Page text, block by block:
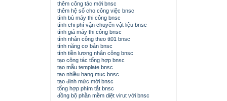
thêm công tác mới bnsc
thêm hệ số cho công việc bnsc
tính bù máy thi công bnsc
tính chi phí vận chuyển vật liệu bnsc
tính giá máy thi công bnsc
tính nhân công theo tt01 bnsc
tính năng cơ bản bnsc
tính tiền lương nhân công bnsc
tạo công tác tổng hợp bnsc
tạo mẫu template bnsc
tạo nhiều hạng mục bnsc
tạo định mức mới bnsc
tổng hợp phím tắt bnsc
đồng bộ phần mềm diệt virut với bnsc